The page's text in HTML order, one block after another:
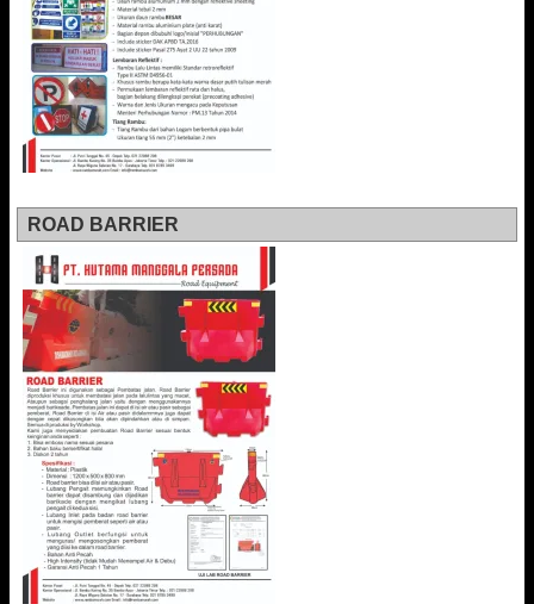
ROAD BARRIER